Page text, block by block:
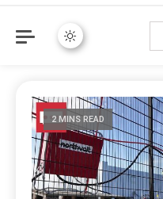
2 MINS READ